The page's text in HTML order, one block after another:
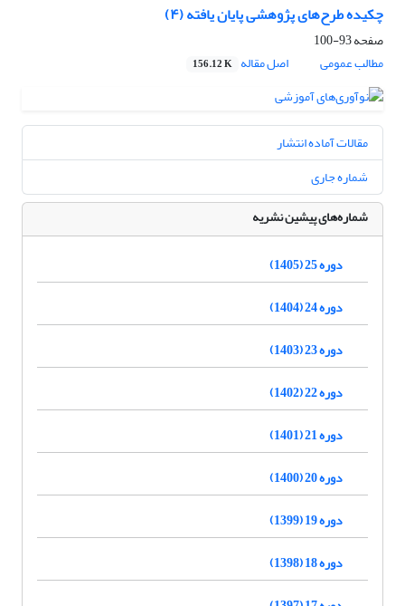
چکیده طرح‌های پژوهشی پایان یافته (۴)
صفحه93-100
مطالب عمومی
اصل مقاله 156.12 K
مقالات آماده انتشار
شماره جاری
شماره‌های پیشین نشریه
دوره 25 (1405)
دوره 24 (1404)
دوره 23 (1403)
دوره 22 (1402)
دوره 21 (1401)
دوره 20 (1400)
دوره 19 (1399)
دوره 18 (1398)